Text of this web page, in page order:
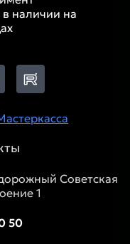
в наличии на
Советская
1
50